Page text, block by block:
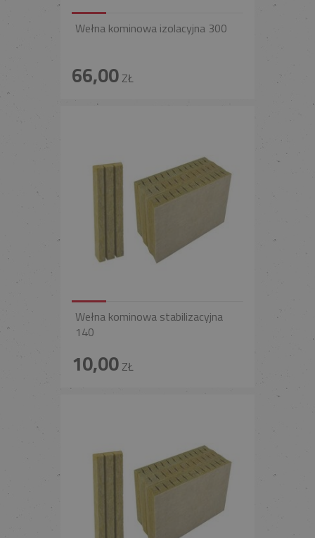
Wełna kominowa izolacyjna 300
66,00ZŁ
Wełna kominowa stabilizacyjna
140
10,00ZŁ